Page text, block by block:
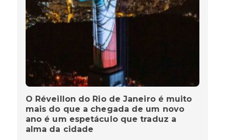
O Réveillon do Rio de Janeiro é muito
mais do que a chegada de um novo
ano é um espetáculo que traduz a
alma da cidade